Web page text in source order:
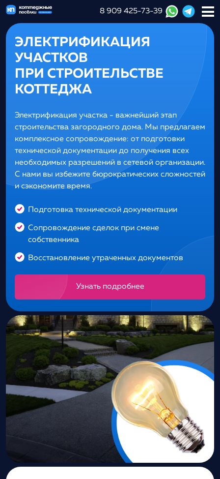
8 909 425-73-39
ЭЛЕКТРИФИКАЦИЯ
УЧАСТКОВ
ПРИ СТРОИТЕЛЬСТВЕ
КОТТЕДЖА
Электрификация участка - важнейший этап
строительства загородного дома. Мы предлагаем
комплексное сопровождение: от подготовки
технической документации до получения всех
необходимых разрешений в сетевой организации.
С нами вы избежите бюрократических сложностей
и сэкономите время.
Подготовка технической документации
Сопровождение сделок при смене
собственника
Восстановление утраченных документов
Узнать подробнее